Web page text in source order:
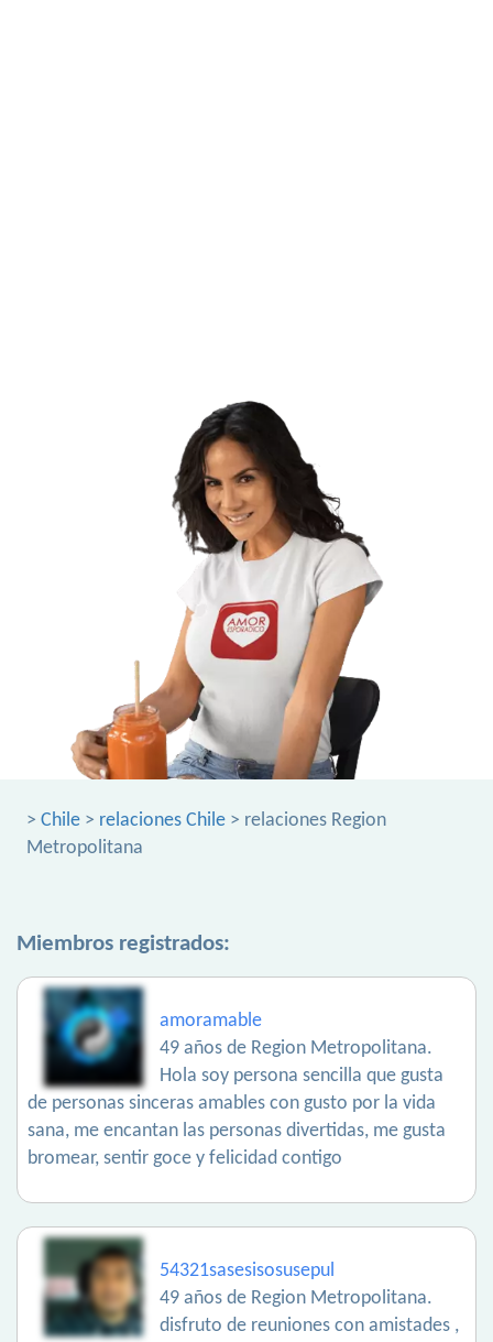
> Chile > relaciones Chile > relaciones Region
Metropolitana
Miembros registrados:
amoramable
49 años de Region Metropolitana.
Hola soy persona sencilla que gusta
de personas sinceras amables con gusto por la vida
sana, me encantan las personas divertidas, me gusta
bromear, sentir goce y felicidad contigo
54321sasesisosusepul
49 años de Region Metropolitana.
disfruto de reuniones con amistades ,